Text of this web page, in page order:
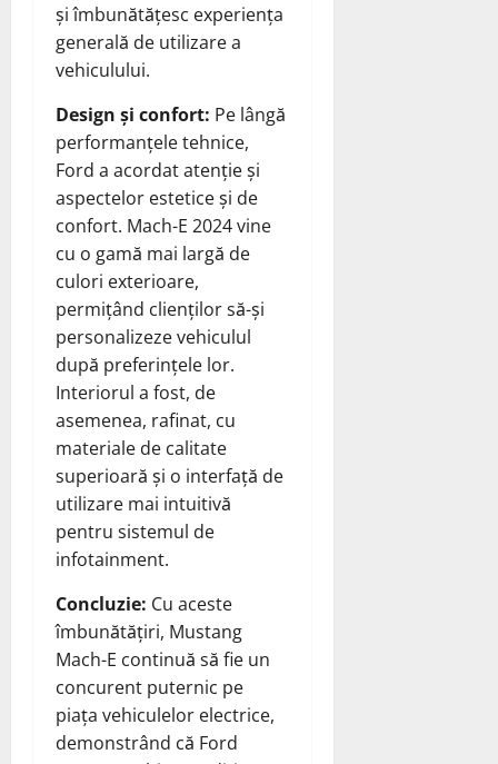
și îmbunătățesc experiența
generală de utilizare a
vehiculului.
Design și confort: Pe lângă
performanțele tehnice,
Ford a acordat atenție și
aspectelor estetice și de
confort. Mach-E 2024 vine
cu o gamă mai largă de
culori exterioare,
permițând clienților să-și
personalizeze vehiculul
după preferințele lor.
Interiorul a fost, de
asemenea, rafinat, cu
materiale de calitate
superioară și o interfață de
utilizare mai intuitivă
pentru sistemul de
infotainment.
Concluzie: Cu aceste
îmbunătățiri, Mustang
Mach-E continuă să fie un
concurent puternic pe
piața vehiculelor electrice,
demonstrând că Ford